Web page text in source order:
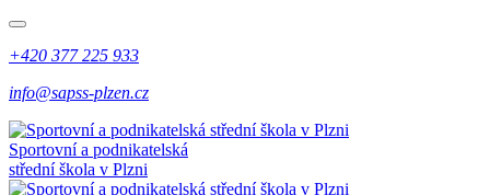
+420 377 225 933
info@sapss-plzen.cz
Sportovní a podnikatelská
střední škola v Plzni